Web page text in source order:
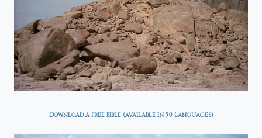
Download a Free Bible (available in 50 Languages)